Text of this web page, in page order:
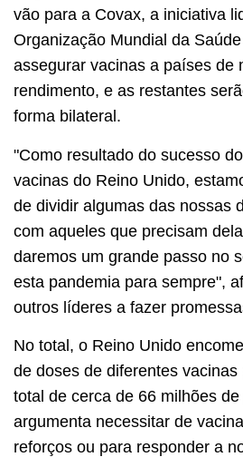
vão para a Covax, a iniciativa
Organização Mundial da
assegurar vacinas a países de
rendimento, e as restantes
forma bilateral.
"Como resultado do sucesso
vacinas do Reino Unido,
de dividir algumas das nossas
com aqueles que precisam
daremos um grande passo no
esta pandemia para sempre",
outros líderes a fazer
No total, o Reino Unido
de doses de diferentes
total de cerca de 66 milhões
argumenta necessitar de
reforços ou para responder a